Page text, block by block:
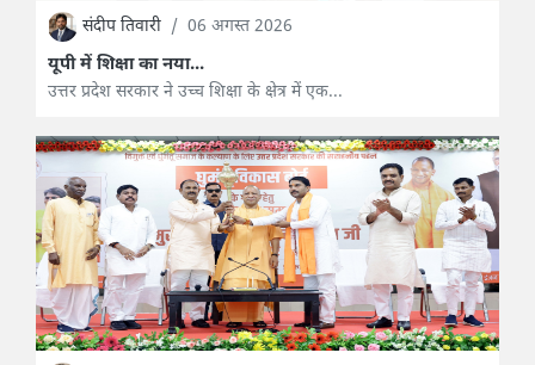
संदीप तिवारी / 06 अगस्त 2026
यूपी में शिक्षा का नया...
उत्तर प्रदेश सरकार ने उच्च शिक्षा के क्षेत्र में एक...